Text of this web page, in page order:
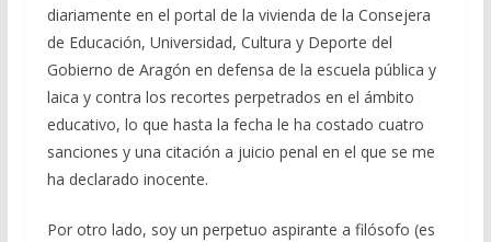
diariamente en el portal de la vivienda de la Consejera
de Educación, Universidad, Cultura y Deporte del
Gobierno de Aragón en defensa de la escuela pública y
laica y contra los recortes perpetrados en el ámbito
educativo, lo que hasta la fecha le ha costado cuatro
sanciones y una citación a juicio penal en el que se me
ha declarado inocente.
Por otro lado, soy un perpetuo aspirante a filósofo (es